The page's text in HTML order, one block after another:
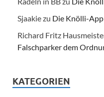
Sjaakiezu Die Knölli-App
Richard Fritz
Falschparker dem
KATEGORIEN